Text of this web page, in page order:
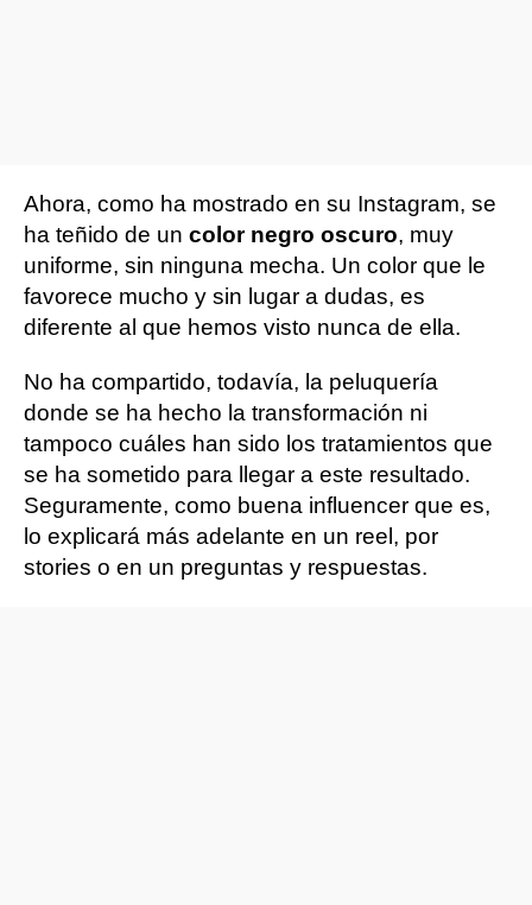
Ahora, como ha mostrado en su Instagram, se
ha teñido de un color negro oscuro, muy
uniforme, sin ninguna mecha. Un color que le
favorece mucho y sin lugar a dudas, es
diferente al que hemos visto nunca de ella.
No ha compartido, todavía, la peluquería
donde se ha hecho la transformación ni
tampoco cuáles han sido los tratamientos que
se ha sometido para llegar a este resultado.
Seguramente, como buena influencer que es,
lo explicará más adelante en un reel, por
stories o en un preguntas y respuestas.